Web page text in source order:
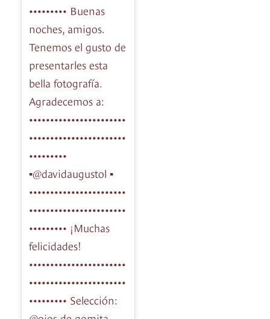
••••••••• Buenas
noches, amigos.
Tenemos el gusto de
presentarles esta
bella fotografía.
Agradecemos a:
•••••••••••••••••••••••
•••••••••••••••••••••••
•••••••••
▪️@davidaugustol ▪️
•••••••••••••••••••••••
•••••••••••••••••••••••
••••••••• ¡Muchas
felicidades!
•••••••••••••••••••••••
•••••••••••••••••••••••
••••••••• Selección: